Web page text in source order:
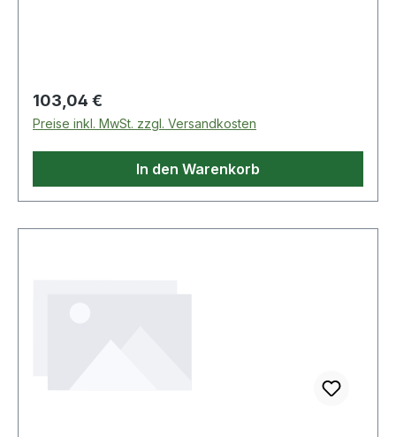
Regulärer Preis:
103,04 €
Preise inkl. MwSt. zzgl. Versandkosten
In den Warenkorb